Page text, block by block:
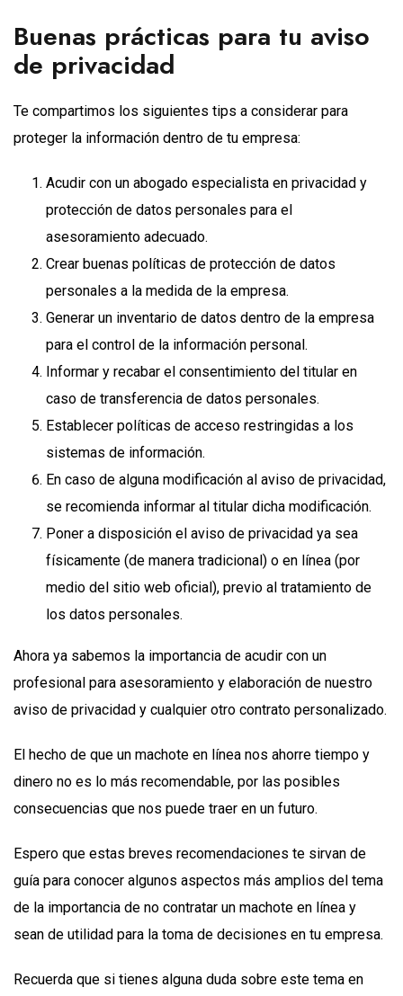
Buenas prácticas para tu aviso
de privacidad
Te compartimos los siguientes tips a considerar para
proteger la información dentro de tu empresa:
Acudir con un abogado especialista en privacidad y
protección de datos personales para el
asesoramiento adecuado.
Crear buenas políticas de protección de datos
personales a la medida de la empresa.
Generar un inventario de datos dentro de la empresa
para el control de la información personal.
Informar y recabar el consentimiento del titular en
caso de transferencia de datos personales.
Establecer políticas de acceso restringidas a los
sistemas de información.
En caso de alguna modificación al aviso de privacidad,
se recomienda informar al titular dicha modificación.
Poner a disposición el aviso de privacidad ya sea
físicamente (de manera tradicional) o en línea (por
medio del sitio web oficial), previo al tratamiento de
los datos personales.
Ahora ya sabemos la importancia de acudir con un
profesional para asesoramiento y elaboración de nuestro
aviso de privacidad y cualquier otro contrato personalizado.
El hecho de que un machote en línea nos ahorre tiempo y
dinero no es lo más recomendable, por las posibles
consecuencias que nos puede traer en un futuro.
Espero que estas breves recomendaciones te sirvan de
guía para conocer algunos aspectos más amplios del tema
de la importancia de no contratar un machote en línea y
sean de utilidad para la toma de decisiones en tu empresa.
Recuerda que si tienes alguna duda sobre este tema en